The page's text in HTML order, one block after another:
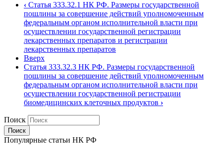
‹ Статья 333.32.1 НК РФ. Размеры государственной
пошлины за совершение действий уполномоченным
федеральным органом исполнительной власти при
осуществлении государственной регистрации
лекарственных препаратов и регистрации
лекарственных препаратов
Вверх
Статья 333.32.3 НК РФ. Размеры государственной
пошлины за совершение действий уполномоченным
федеральным органом исполнительной власти при
осуществлении государственной регистрации
биомедицинских клеточных продуктов ›
Поиск
Популярные статьи НК РФ